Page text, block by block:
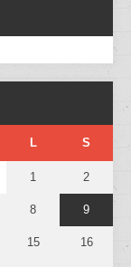
L S
1 2
8 9
15 16